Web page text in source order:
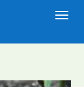
Toggle